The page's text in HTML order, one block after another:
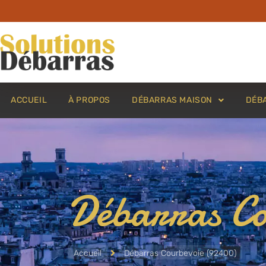
ACCUEIL À PROPOS DÉBARRAS MAISON
Débarras
Accueil Débarras Courbevoie (92400)